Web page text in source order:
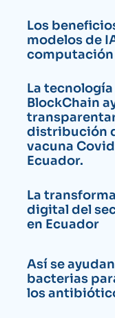
Los
modelos de
computación
La tecnología
BlockChain
distribución
vacuna
Ecuador.
La
digital del
en Ecuador
Así se
bacterias
los